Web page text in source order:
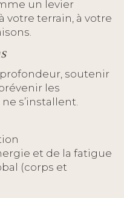
un levier
votre terrain, à votre
soutenir
les
s’installent.
et de la fatigue
(corps et